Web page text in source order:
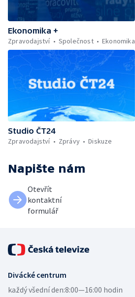
Ekonomika +
Zpravodajství
Společnost Ekonomika
Studio ČT24
Zpravodajství
Zprávy Diskuze
Napište nám
Otevřít
kontaktní
formulář
Divácké centrum
každý všední den:8:00—16:00 hodin